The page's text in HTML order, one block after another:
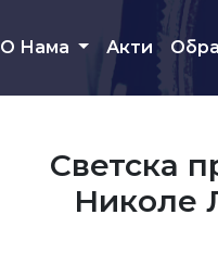
О Нама Акти
Светска
Николе